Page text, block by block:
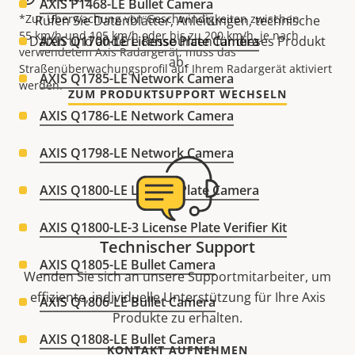
*Zur Überwachung von Geschwindigkeiten zwischen
55 km/h und 105 km/h oder bis zu 200 km/h, je nach
verwendetem Axis Radargerät, muss das
Straßenüberwachungsprofil auf Ihrem Radargerät aktiviert
werden.
AXIS P1468-LE Bullet Camera
AXIS Q1700-LE License Plate Camera
AXIS Q1785-LE Network Camera
AXIS Q1786-LE Network Camera
AXIS Q1798-LE Network Camera
AXIS Q1800-LE License Plate Camera
AXIS Q1800-LE-3 License Plate Verifier Kit
AXIS Q1805-LE Bullet Camera
AXIS Q1806-LE Bullet Camera
AXIS Q1808-LE Bullet Camera
Rufen Sie Datenblätter, Anleitungen, technische
Daten und andere Ressourcen für dieses Produkt
ab.
ZUM PRODUKTSUPPORT WECHSELN
Technischer Support
Wenden Sie sich an unsere Supportmitarbeiter, um
effiziente, individuelle Unterstützung für Ihre Axis
Produkte zu erhalten.
KONTAKT AUFNEHMEN